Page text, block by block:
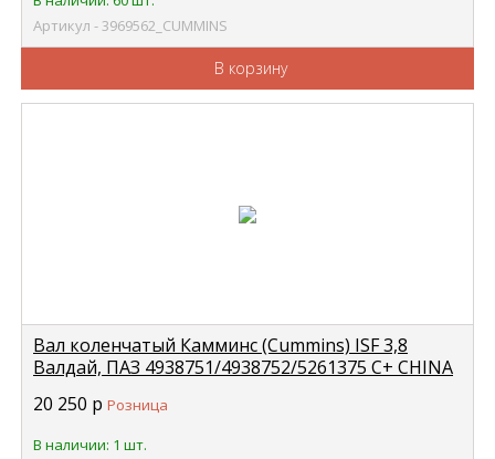
Артикул - 3969562_CUMMINS
В корзину
Вал коленчатый Камминс (Cummins) ISF 3,8
Валдай, ПАЗ 4938751/4938752/5261375 С+ CHINA
20 250 р Розница
В наличии: 1 шт.